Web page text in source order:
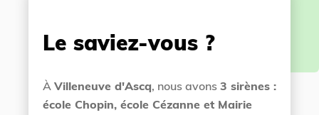
Le saviez-vous ?
À Villeneuve d'Ascq, nous avons 3 sirènes :
école Chopin, école Cézanne et Mairie